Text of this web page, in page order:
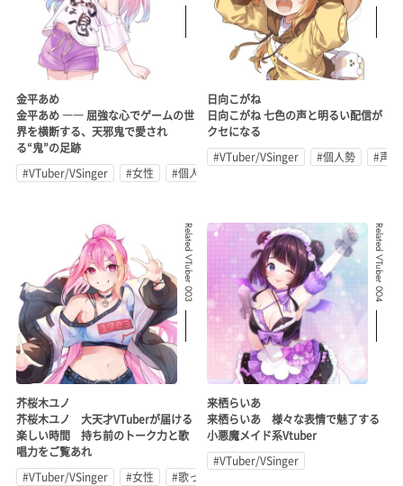
金平あめ
金平あめ ―― 屈強な心でゲームの世
界を横断する、天邪鬼で愛され
る“鬼”の足跡
#VTuber/VSinger
#女性 #個人勢
日向こがね
日向こがね 七色の声と明るい配信が
クセになる
#VTuber/VSinger
#個人勢 #声優
Related VTuber 003
芥桜木ユノ
芥桜木ユノ 大天才VTuberが届ける
楽しい時間 持ち前のトーク力と歌
唱力をご覧あれ
#VTuber/VSinger
#女性 #歌ってみた
Related VTuber 004
来栖らいあ
来栖らいあ 様々な表情で魅了する
小悪魔メイド系Vtuber
#VTuber/VSinger